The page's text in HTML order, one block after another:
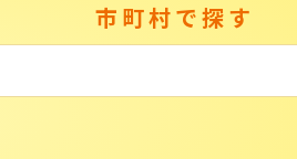
市町村で探す